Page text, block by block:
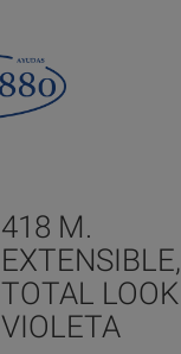
418 M.
EXTENSIBLE,
TOTAL LOOK
VIOLETA